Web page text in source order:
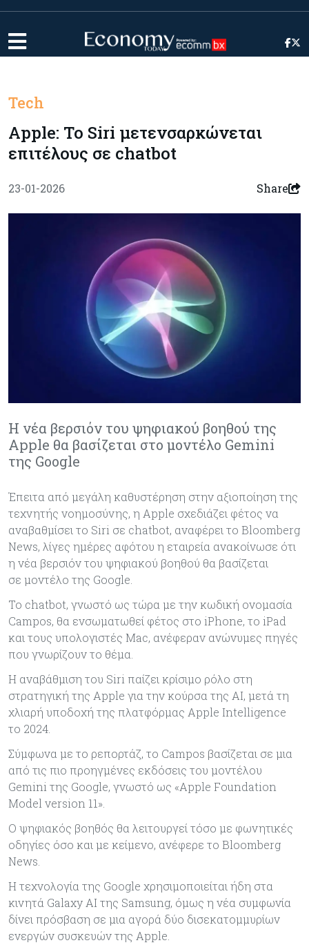
Tech
Apple: To Siri μετενσαρκώνεται
επιτέλους σε chatbot
23-01-2026 Share
H νέα βερσιόν του ψηφιακού βοηθού της
Apple θα βασίζεται στο μοντέλο Gemini
της Google
Έπειτα από μεγάλη καθυστέρηση στην αξιοποίηση της
τεχνητής νοημοσύνης, η Apple σχεδιάζει φέτος να
αναβαθμίσει το Siri σε chatbot, αναφέρει το Bloomberg
News, λίγες ημέρες αφότου η εταιρεία ανακοίνωσε ότι
η νέα βερσιόν του ψηφιακού βοηθού θα βασίζεται
σε μοντέλο της Google.
Το chatbot, γνωστό ως τώρα με την κωδική ονομασία
Campos, θα ενσωματωθεί φέτος στο iPhone, το iPad
και τους υπολογιστές Mac, ανέφεραν ανώνυμες πηγές
που γνωρίζουν το θέμα.
Η αναβάθμιση του Siri παίζει κρίσιμο ρόλο στη
στρατηγική της Apple για την κούρσα της ΑΙ, μετά τη
χλιαρή υποδοχή της πλατφόρμας Apple Intelligence
το 2024.
Σύμφωνα με το ρεπορτάζ, το Campos βασίζεται σε μια
από τις πιο προηγμένες εκδόσεις του μοντέλου
Gemini της Google, γνωστό ως «Apple Foundation
Model version 11».
Ο ψηφιακός βοηθός θα λειτουργεί τόσο με φωνητικές
οδηγίες όσο και με κείμενο, ανέφερε το Bloomberg
News.
Η τεχνολογία της Google χρησιμοποιείται ήδη στα
κινητά Galaxy AI της Samsung, όμως η νέα συμφωνία
δίνει πρόσβαση σε μια αγορά δύο δισεκατομμυρίων
ενεργών συσκευών της Apple.